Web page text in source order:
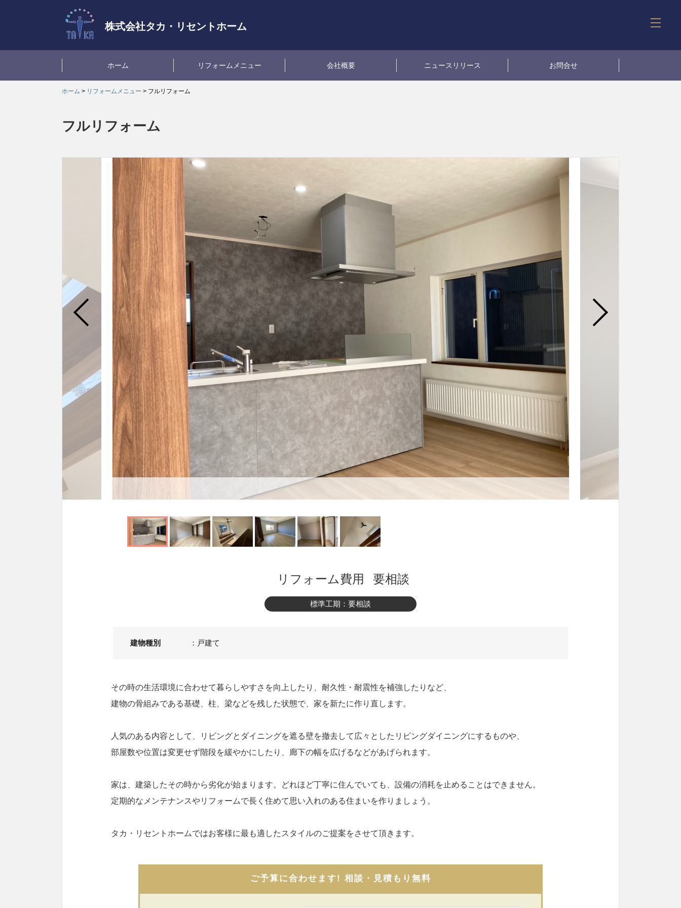
株式会社タカ・リセントホーム
ホーム リフォームメニュー 会社概要 ニュースリリース お問合せ
ホーム > リフォームメニュー > フルリフォーム
フルリフォーム
リフォーム費用 要相談
標準工期 ：要相談
建物種別 ： 戸建て
その時の生活環境に合わせて暮らしやすさを向上したり、耐久性・耐震性を補強したりなど、
建物の骨組みである基礎、柱、梁などを残した状態で、家を新たに作り直します。
人気のある内容として、リビングとダイニングを遮る壁を撤去して広々としたリビングダイニングにするものや、
部屋数や位置は変更せず階段を緩やかにしたり、廊下の幅を広げるなどがあげられます。
家は、建築したその時から劣化が始まります。どれほど丁寧に住んでいても、設備の消耗を止めることはできません。
定期的なメンテナンスやリフォームで長く住めて思い入れのある住まいを作りましょう。
タカ・リセントホームではお客様に最も適したスタイルのご提案をさせて頂きます。
ご予算に合わせます! 相談・見積もり無料